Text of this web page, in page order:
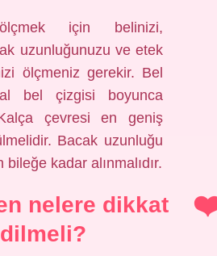
için belinizi,
uzunluğunuzu ve etek
ölçmeniz gerekir. Bel
bel çizgisi boyunca
çevresi en geniş
Bacak uzunluğu
kadar alınmalıdır.
nelere dikkat